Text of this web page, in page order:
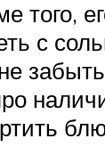
того,
с